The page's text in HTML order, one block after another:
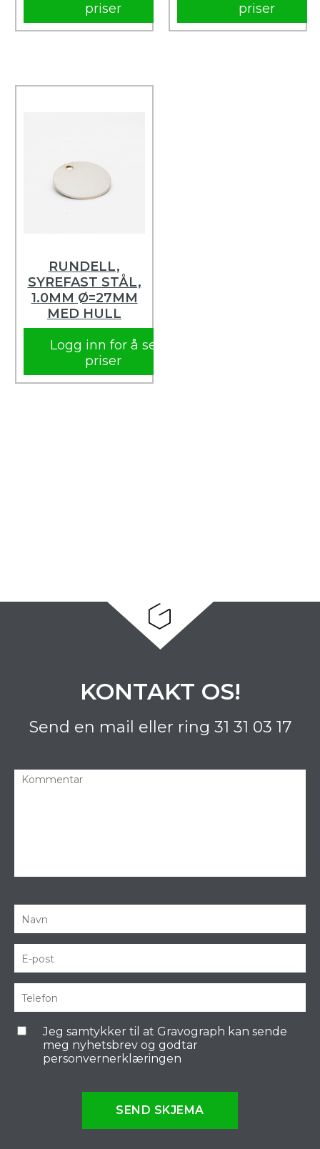
priser
priser
RUNDELL,
SYREFAST STÅL,
1.0MM Ø=27MM
MED HULL
Logg inn for å se
priser
KONTAKT OS!
Send en mail eller ring 31 31 03 17
Jeg samtykker til at Gravograph kan sende
meg nyhetsbrev og godtar
personvernerklæringen
SEND SKJEMA